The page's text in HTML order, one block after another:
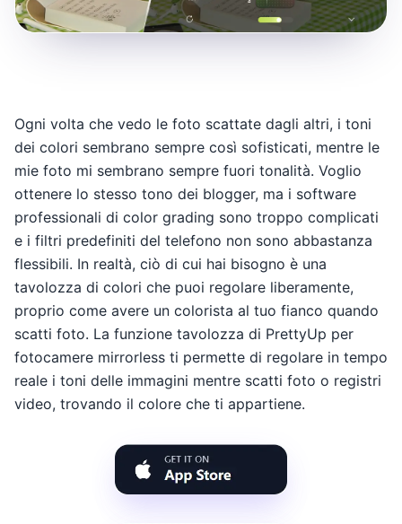
Ogni volta che vedo le foto scattate dagli altri, i toni
dei colori sembrano sempre così sofisticati, mentre le
mie foto mi sembrano sempre fuori tonalità. Voglio
ottenere lo stesso tono dei blogger, ma i software
professionali di color grading sono troppo complicati
e i filtri predefiniti del telefono non sono abbastanza
flessibili. In realtà, ciò di cui hai bisogno è una
tavolozza di colori che puoi regolare liberamente,
proprio come avere un colorista al tuo fianco quando
scatti foto. La funzione tavolozza di PrettyUp per
fotocamere mirrorless ti permette di regolare in tempo
reale i toni delle immagini mentre scatti foto o registri
video, trovando il colore che ti appartiene.